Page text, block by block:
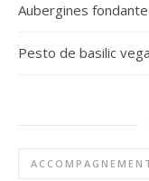
Aubergines
Pesto de basilic